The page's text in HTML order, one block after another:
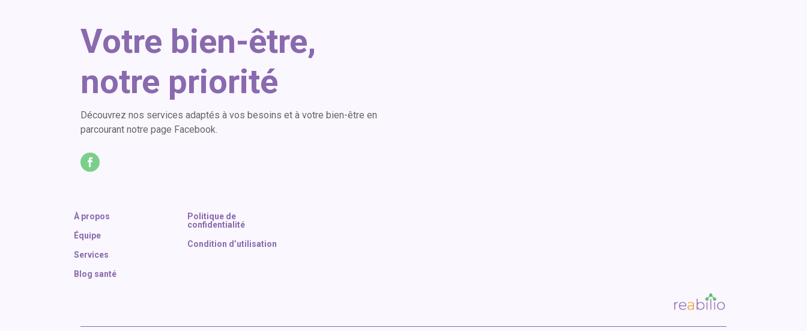
Votre bien-être,
notre priorité
Découvrez nos services adaptés à vos besoins et à votre bien-être en
parcourant notre page Facebook.
À propos
Équipe
Services
Blog santé
Politique de
confidentialité
Condition d’utilisation